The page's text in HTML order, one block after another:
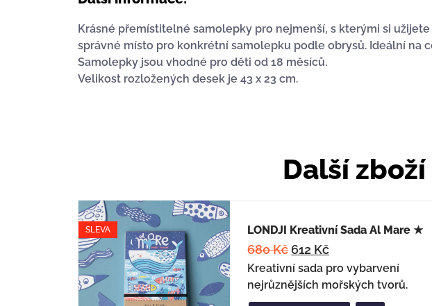
Krásné přemístitelné samolepky pro nejmenší, s kterými si
správné místo pro konkrétní samolepku podle obrysů. Ideální na
Samolepky jsou vhodné pro děti od 18 měsíců.
Velikost rozložených desek je 43 x 23 cm.
Další
SLEVA LONDJI Kreativní Sada Al Mare ★
680Kč 612 Kč
Kreativní sada pro vybarvení
nejrůznějších mořských tvorů.